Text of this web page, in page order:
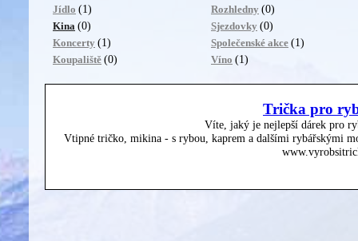
Jídlo (1)
Kina (0)
Koncerty (1)
Koupaliště (0)
Rozhledny (0)
Sjezdovky (0)
Společenské akce (1)
Víno (1)
Trička pro
Víte, jaký je nejlepší dárek pro
Vtipné tričko, mikina - s rybou, kaprem a dalšími rybářskými